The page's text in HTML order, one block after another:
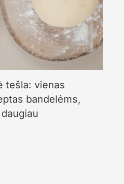
tešla: vienas
bandelėms,